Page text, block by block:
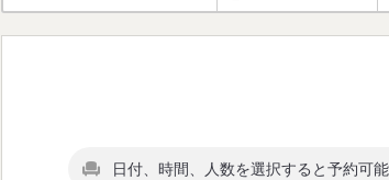
日付、時間、人数を選択すると予約可